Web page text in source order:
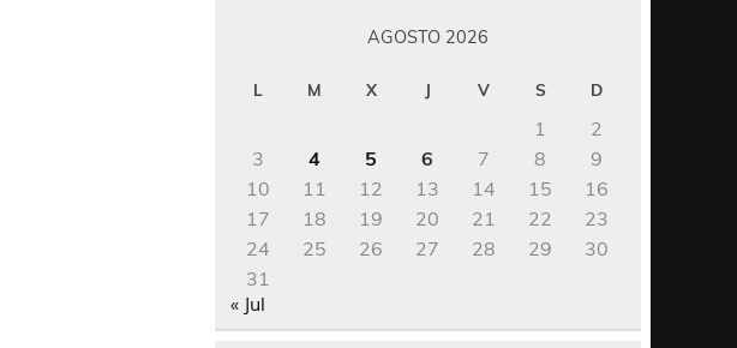
AGOSTO 2026
L M X J V S D
1
2
3
4 5 6 7 8
9
10
11 12 13 14 15
16
17
18 19 20 21 22
23
24
25 26 27 28 29
30
31
« Jul